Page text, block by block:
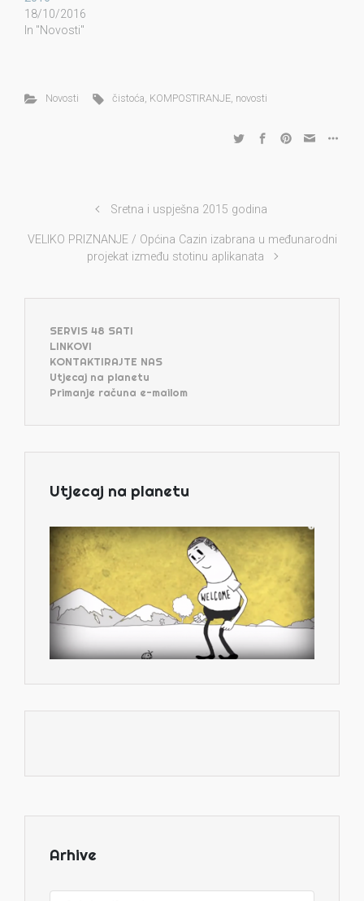
18/10/2016
In "Novosti"
Novosti čistoća, KOMPOSTIRANJE, novosti
Sretna i uspješna 2015 godina
VELIKO PRIZNANJE / Općina Cazin izabrana u međunarodni
projekat između stotinu aplikanata
SERVIS 48 SATI
LINKOVI
KONTAKTIRAJTE NAS
Utjecaj na planetu
Primanje računa e-mailom
Utjecaj na planetu
Arhive